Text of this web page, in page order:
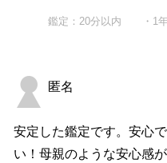
鑑定：20分以内 ・1年
匿名
安定した鑑定です。安心
い！母親のような安心感